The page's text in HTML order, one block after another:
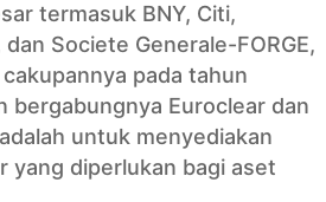
termasuk BNY, Citi,
Societe Generale-FORGE,
pada tahun
bergabungnya Euroclear dan
untuk menyediakan
yang diperlukan bagi aset